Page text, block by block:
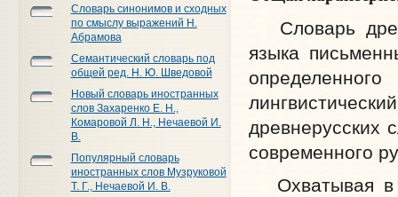
Словарь синонимов и сходных
по смыслу выражений Н.
Абрамова
Семантический словарь под
общей ред. Н. Ю. Шведовой
Новый словарь иностранных
слов Захаренко Е. Н.,
Комаровой Л. Н., Нечаевой И.
В.
Популярный словарь
иностранных слов Музруковой
Т. Г., Нечаевой И. В.
Словарь
языка
древнерусских
современного
Охватывая в